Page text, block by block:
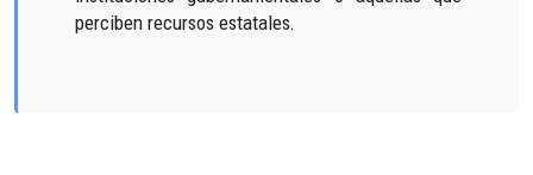
perciben recursos estatales.